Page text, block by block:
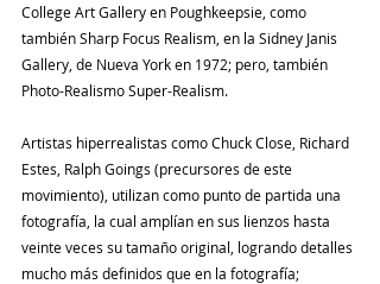
College Art Gallery en Poughkeepsie, como
también Sharp Focus Realism, en la Sidney Janis
Gallery, de Nueva York en 1972; pero, también
Photo-Realismo Super-Realism.
Artistas hiperrealistas como Chuck Close, Richard
Estes, Ralph Goings (precursores de este
movimiento), utilizan como punto de partida una
fotografía, la cual amplían en sus lienzos hasta
veinte veces su tamaño original, logrando detalles
mucho más definidos que en la fotografía;